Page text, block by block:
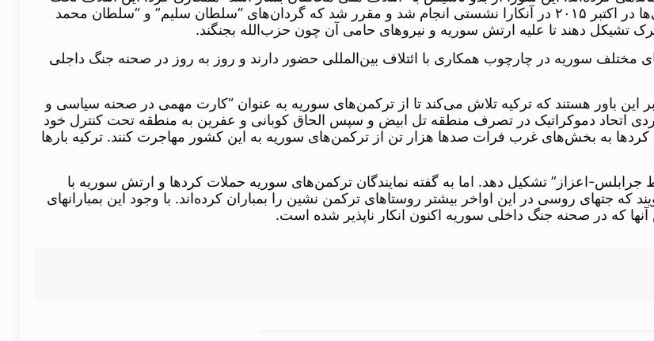
حمایت غرب و کشورهای منطقه قرار دارد. در ادامه این هماهنگی‌ها در اکتبر ۲۰۱۵ در آنکارا نشستی انجام شد و مقرر شد که گردان‌های “سلطان سلیم” و “سلطان محمد
تشیکل دهند تا علیه ارتش سوریه و نیروهای حامی آن چون حزب‌الله بجنگند.
سوریه در چارچوب همکاری با ائتلاف بین‌المللی حضور دارند و روز به روز در صحنه جنگ داجلی
بر این باور هستند که ترکیه تلاش می‌کند تا از ترکمن‌های سوریه به عنوان “کارت مهمی در صحنه سیاسی و
اتحاد دموکراتیک در تصرف منطقه تل ابیض و سپس الحاق کوبانی و عفرین به منطقه تحت کنترل خود
به بخش‌های غرب فرات صدها هزار تن از ترکمن‌های سوریه به این کشور مهاجرت کنند. ترکیه بارها
اعزاز” تشکیل دهد. اما به گفته نمایندگان ترکمن‌های سوریه حملات کردها و ارتش سوریه با
جتهای روسی در این اواخر بیشتر روستاهای ترکمن نشین را بمباران کرده‌اند. با وجود این بمبارانهای
که در صحنه جنگ داخلی سوریه اکنون انکار ناپذیر شده است.